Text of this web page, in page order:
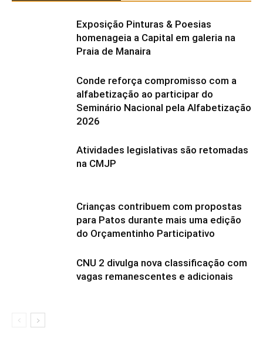
Exposição Pinturas & Poesias
homenageia a Capital em galeria na
Praia de Manaira
Conde reforça compromisso com a
alfabetização ao participar do
Seminário Nacional pela Alfabetização
2026
Atividades legislativas são retomadas
na CMJP
Crianças contribuem com propostas
para Patos durante mais uma edição
do Orçamentinho Participativo
CNU 2 divulga nova classificação com
vagas remanescentes e adicionais